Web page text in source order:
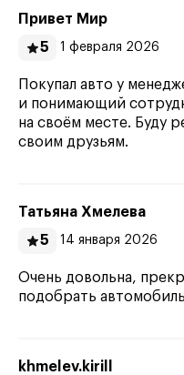
Привет Мир
5
1 февраля 2026
Покупал авто у
и понимающий
на своём месте. Буду
своим друзьям.
Татьяна Хмелева
5
14 января 2026
Очень довольна,
подобрать
khmelev.kirill